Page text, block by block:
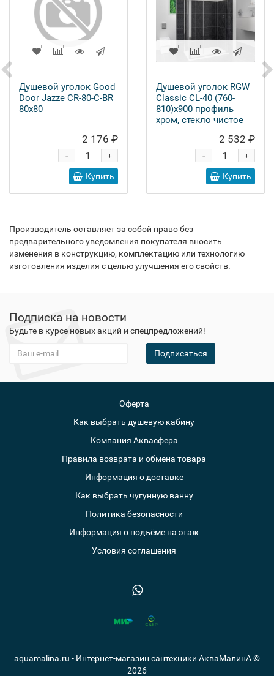
Душевой уголок Good
Door Jazze CR-80-C-BR
80x80
2 176 ₽
+
-
Купить
Душевой уголок RGW
Classic CL-40 (760-
810)х900 профиль
хром, стекло чистое
2 532 ₽
+
-
Купить
Производитель оставляет за собой право без
предварительного уведомления покупателя вносить
изменения в конструкцию, комплектацию или технологию
изготовления изделия с целью улучшения его свойств.
Подписка на новости
Будьте в курсе новых акций и спецпредложений!
Подписаться
Оферта
Как выбрать душевую кабину
Компания Аквасфера
Правила возврата и обмена товара
Информация о доставке
Как выбрать чугунную ванну
Политика безопасности
Информация о подъёме на этаж
Условия соглашения
aquamalina.ru - Интернет-магазин сантехники АкваМалинА ©
2026